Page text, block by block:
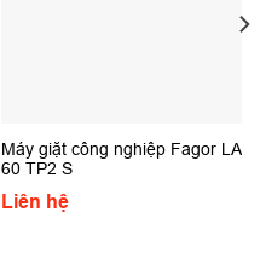
Máy giặt công nghiệp Fagor LA
60 TP2 S
Liên hệ